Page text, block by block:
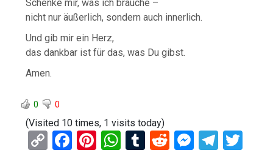
Schenke mir, was ich brauche –
nicht nur äußerlich, sondern auch innerlich.
Und gib mir ein Herz,
das dankbar ist für das, was Du gibst.
Amen.
0 0
(Visited 10 times, 1 visits today)
C
F
Pi W T
R
M T